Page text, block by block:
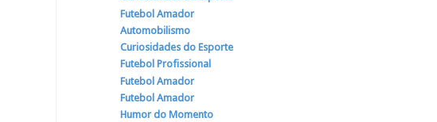
Futebol Amador
Automobilismo
Curiosidades do Esporte
Futebol Profissional
Futebol Amador
Futebol Amador
Humor do Momento